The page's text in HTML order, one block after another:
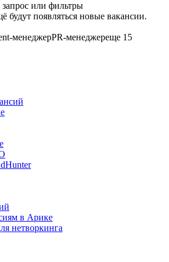
или фильтры
будут появляться новые вакансии.
менеджерPR-менеджереще 15
в Арике
нетворкинга